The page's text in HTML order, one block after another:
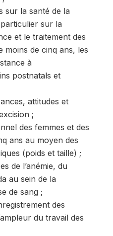
sur la santé de la
sur la
et le traitement des
moins de cinq ans, les
à
postnatals et
attitudes et
;
des femmes et des
ans au moyen des
(poids et taille) ;
de l’anémie, du
au sein de la
de sang ;
des
du travail des